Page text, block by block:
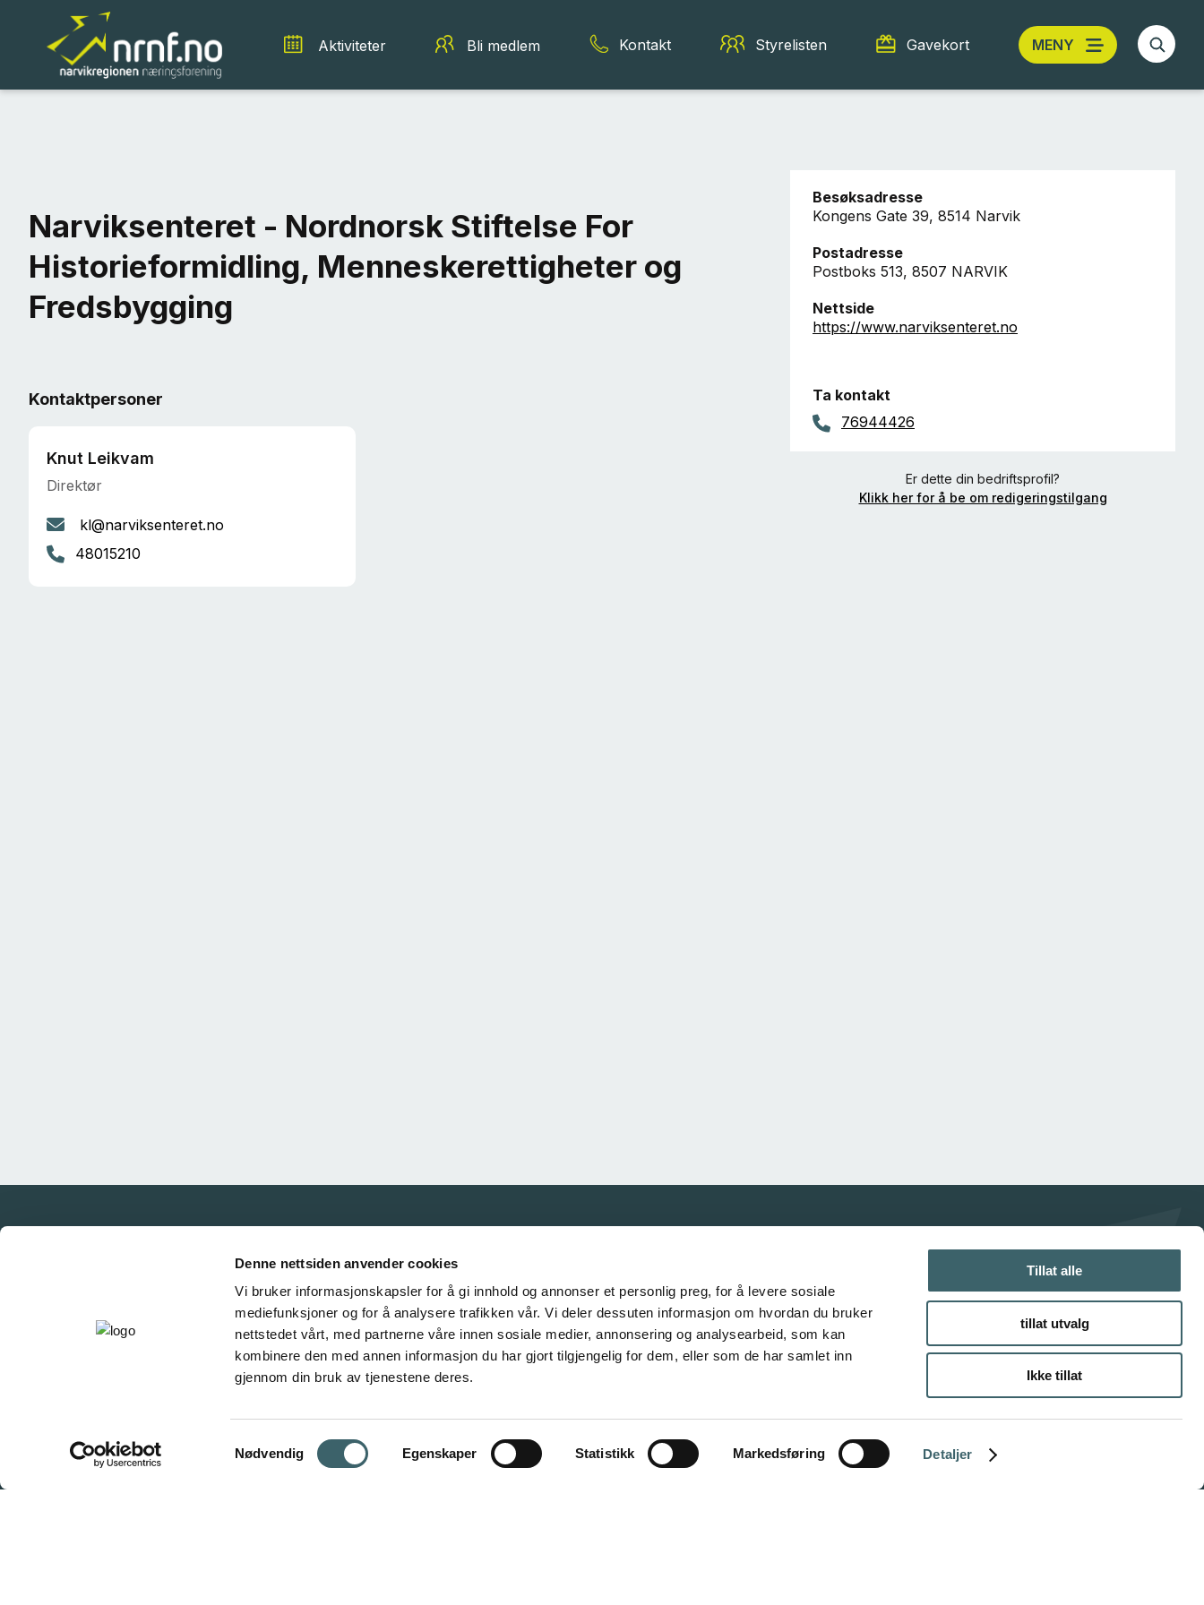
Denne nettsiden anvender cookies
Vi bruker informasjonskapsler for å gi innhold og annonser et personlig preg, for å levere sosiale
mediefunksjoner og for å analysere trafikken vår. Vi deler dessuten informasjon om hvordan du bruker
nettstedet vårt, med partnerne våre innen sosiale medier, annonsering og analysearbeid, som kan
kombinere den med annen informasjon du har gjort tilgjengelig for dem, eller som de har samlet inn
gjennom din bruk av tjenestene deres.
Samtykkevalg
Nødvendig Egenskaper Statistikk Markedsføring Detaljer
Tillat alle
tillat utvalg
Ikke tillat
Aktiviteter Bli medlem Kontakt Styrelisten Gavekort MENY
Narviksenteret - Nordnorsk Stiftelse For
Historieformidling, Menneskerettigheter og
Fredsbygging
Kontaktpersoner
Knut Leikvam
Direktør
kl@narviksenteret.no
48015210
Besøksadresse
Kongens Gate 39, 8514 Narvik
Postadresse
Postboks 513, 8507 NARVIK
Nettside
https://www.narviksenteret.no
Ta kontakt
76944426
Er dette din bedriftsprofil?
Klikk her for å be om redigeringstilgang
Våre samarbeidspartnere